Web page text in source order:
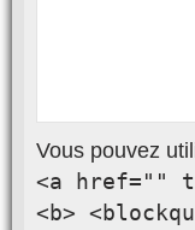
Vous pouvez
<a href=""
<b>